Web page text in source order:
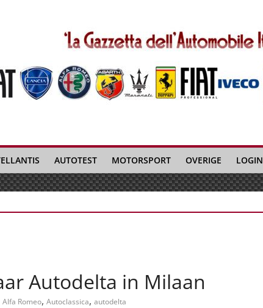
AUTOTEST MOTORSPORT OVERIGE LOGIN
Autodelta in Milaan
Alfa Romeo, Autoclassica, autodelta